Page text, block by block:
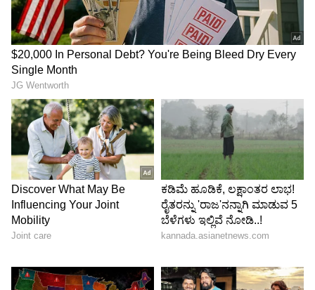
ಹಂತಕ್ಕೇರುವ ಆಸೆಯನ್ನು ಜೀವಂತವಾಗಿರಿಸಿಕೊಂಡಿದೆ.